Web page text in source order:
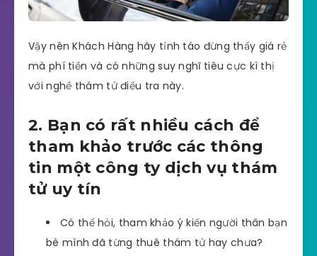
Vậy nên Khách Hàng hãy tỉnh táo đừng thấy giá rẻ
mà phí tiền và có những suy nghĩ tiêu cực kì thị
với nghề thám tử điều tra này.
2. Bạn có rất nhiều cách để
tham khảo trước các thông
tin một công ty dịch vụ thám
tử uy tín
Có thể hỏi, tham khảo ý kiến người thân bạn
bè mình đã từng thuê thám tử hay chưa?